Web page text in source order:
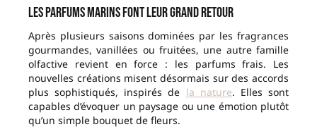
Les parfums marins font leur grand retour
Après plusieurs saisons dominées par les fragrances
gourmandes, vanillées ou fruitées, une autre famille
olfactive revient en force : les parfums frais. Les
nouvelles créations misent désormais sur des accords
plus sophistiqués, inspirés de la nature. Elles sont
capables d’évoquer un paysage ou une émotion plutôt
qu’un simple bouquet de fleurs.